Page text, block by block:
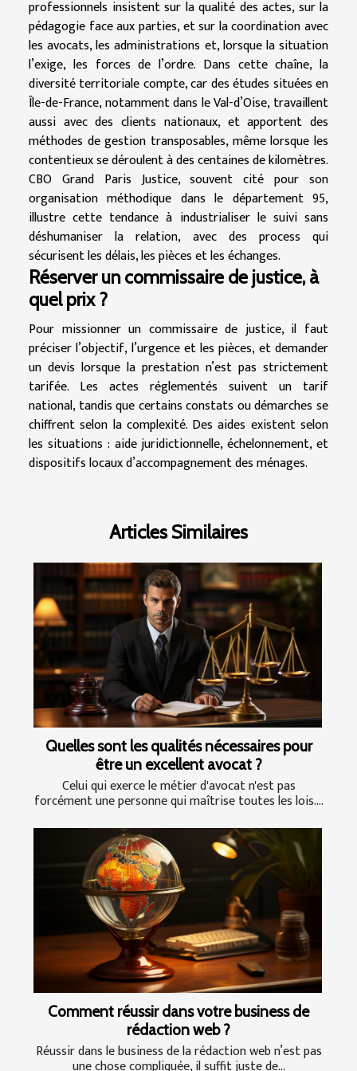
professionnels insistent sur la qualité des actes, sur la
pédagogie face aux parties, et sur la coordination avec
les avocats, les administrations et, lorsque la situation
l’exige, les forces de l’ordre. Dans cette chaîne, la
diversité territoriale compte, car des études situées en
Île-de-France, notamment dans le Val-d’Oise, travaillent
aussi avec des clients nationaux, et apportent des
méthodes de gestion transposables, même lorsque les
contentieux se déroulent à des centaines de kilomètres.
CBO Grand Paris Justice, souvent cité pour son
organisation méthodique dans le département 95,
illustre cette tendance à industrialiser le suivi sans
déshumaniser la relation, avec des process qui
sécurisent les délais, les pièces et les échanges.
Réserver un commissaire de justice, à
quel prix ?
Pour missionner un commissaire de justice, il faut
préciser l’objectif, l’urgence et les pièces, et demander
un devis lorsque la prestation n’est pas strictement
tarifée. Les actes réglementés suivent un tarif
national, tandis que certains constats ou démarches se
chiffrent selon la complexité. Des aides existent selon
les situations : aide juridictionnelle, échelonnement, et
dispositifs locaux d’accompagnement des ménages.
Articles Similaires
Quelles sont les qualités nécessaires pour
être un excellent avocat ?
Celui qui exerce le métier d'avocat n'est pas
forcément une personne qui maîtrise toutes les lois....
Comment réussir dans votre business de
rédaction web ?
Réussir dans le business de la rédaction web n’est pas
une chose compliquée, il suffit juste de...